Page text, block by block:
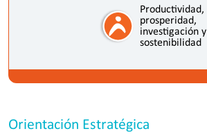
Productividad,
prosperidad,
investigación y
sostenibilidad
Orientación Estratégica